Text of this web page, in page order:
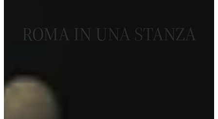
ROMA IN UNA STANZA